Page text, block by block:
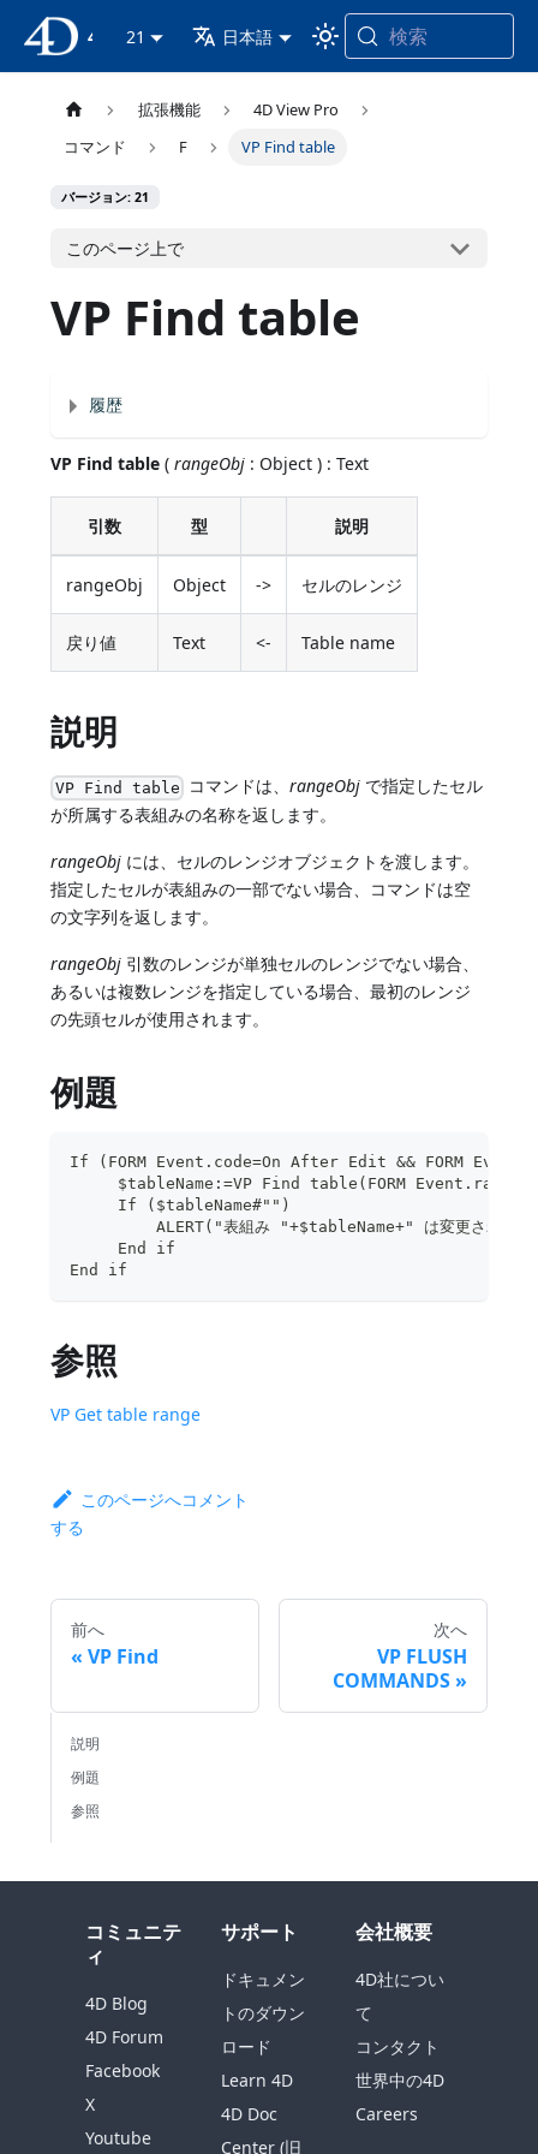
21 日本語 検索
拡張機能
4D View Pro
コマンド
F VP Find table
バージョン: 21
このページ上で
VP Find table
履歴
VP Find table (rangeObj : Object ) : Text
引数 型 説明
rangeObj Object -> セルのレンジ
戻り値 Text <- Table name
説明
VP Find table コマンドは、 rangeObjで指定したセル
が所属する表組みの名称を返します。
rangeObj には、セルのレンジオブジェクトを渡します。
指定したセルが表組みの一部でない場合、コマンドは空
の文字列を返します。
rangeObj 引数のレンジが単独セルのレンジでない場合、
あるいは複数レンジを指定している場合、最初のレンジ
の先頭セルが使用されます。
例題
If (FORM Event.code=On After Edit && FORM
     $tableName:=VP Find table(FORM Event.range)
     If ($tableName#"")
ALERT("表組み "+$tableName+" は変更されまし
     End if
End if
参照
VP Get table range
このページへコメント
する
前へ
VP Find
次へ
VP FLUSH
COMMANDS
説明
例題
参照
コミュニテ
ィ
4D Blog
4D Forum
Facebook
X
Youtube
サポート
ドキュメン
トのダウン
ロード
Learn 4D
4D Doc
Center (旧
会社概要
4D社につい
て
コンタクト
世界中の4D
Careers